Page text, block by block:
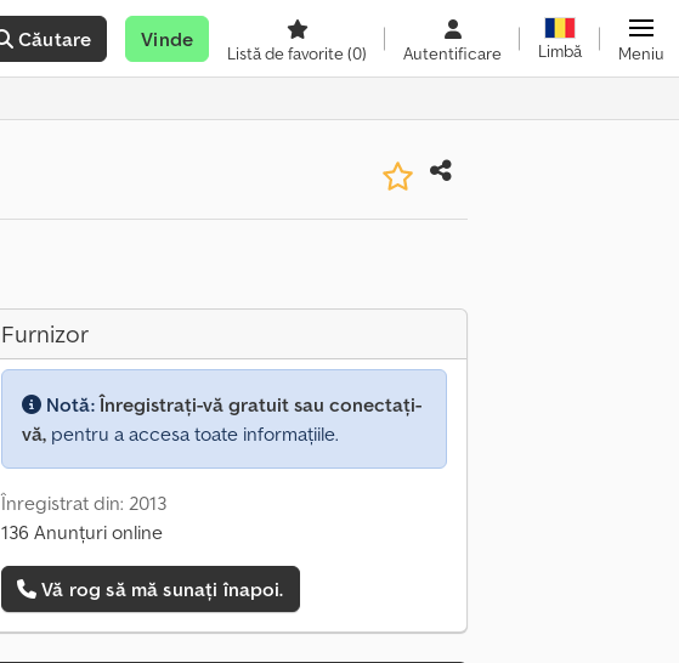
Căutare Vinde
Listă de favorite(0) Autentificare Limbă Meniu
Furnizor
Notă:Înregistrați-vă gratuit sau conectați-
vă, pentru a accesa toate informațiile.
Înregistrat din: 2013
136 Anunțuri online
Vă rog să mă sunați înapoi.